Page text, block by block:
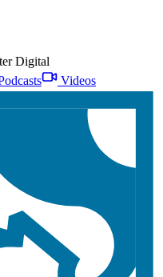
Digital
Videos